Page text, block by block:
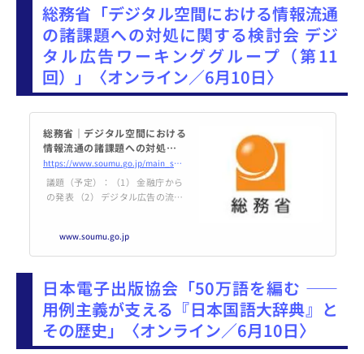
総務省「デジタル空間における情報流通
の諸課題への対処に関する検討会 デジ
タル広告ワーキンググループ（第11
回）」〈オンライン／6月10日〉
総務省｜デジタル空間における
情報流通の諸課題への対処に関
する検討会｜デジタル空間にお
ける情報流通の諸課題への対処
に関する検討会 デジタル広告
ワーキンググループ...
https://www.soumu.go.jp/main_sosiki/kenkyu/digital_shokadai/02ryutsu02_04000550.html
議題（予定）：（1） 金融庁から
の発表 （2） デジタル広告の流通
（3） これまでの議論について
（4） その他
www.soumu.go.jp
日本電子出版協会「50万語を編む ――
用例主義が支える『日本国語大辞典』と
その歴史」〈オンライン／6月10日〉